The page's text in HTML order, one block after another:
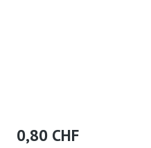
Regulärer Preis:
0,80 CHF